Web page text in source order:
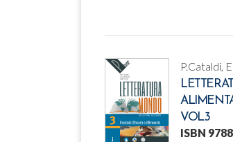
P.Cataldi,
VOL.3
ISBN